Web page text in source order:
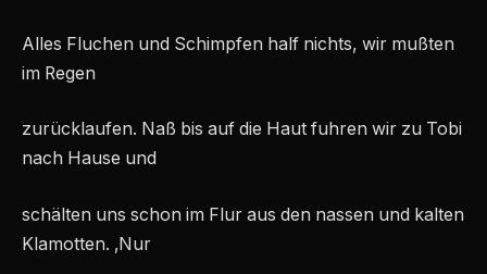
Alles Fluchen und Schimpfen half nichts, wir mußten
im Regen
zurücklaufen. Naß bis auf die Haut fuhren wir zu Tobi
nach Hause und
schälten uns schon im Flur aus den nassen und kalten
Klamotten. ‚Nur